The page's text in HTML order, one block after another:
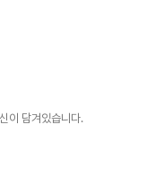
이 담겨있습니다.